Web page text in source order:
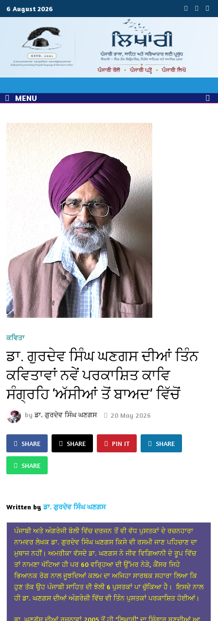
6 August 2026
MENU
ਕਵਿਤਾ
ਡਾ. ਗੁਰਦੇਵ ਸਿੰਘ ਘਣਗਸ ਦੀਆਂ ਤਿੰਨ
ਕਵਿਤਾਵਾਂ ਨਵੇਂ ਪਰਕਾਸ਼ਿਤ ਕਾਵਿ
ਸੰਗ੍ਰਹਿ ‘ਅੱਸੀਆਂ ਤੋਂ ਬਾਅਦ’ ਵਿੱਚੋਂ
byਡਾ. ਗੁਰਦੇਵ ਸਿੰਘ ਘਣਗਸ 20 May 2026
SHARE SHARE PIN IT SHARE
SHARE
Written by ਡਾ. ਗੁਰਦੇਵ ਸਿੰਘ ਘਣਗਸ
ਪੰਜਾਬੀ ਅਤੇ ਅੰਗਰੇਜੀ ਬੋਲੀ ਵਿੱਚ ਦਰਜਨ ਤੋਂ ਵੀ ਵੱਧ ਪੁਸਤਕਾਂ ਦੇ ਰਚਨਹਾਰਾ
ਨਾਮਵਰ ਲੇਖਕ ਡਾ. ਗੁਰਦੇਵ ਸਿੰਘ ਘਣਗਸ ਕਿਸੇ ਵੀ ਰਸਮੀ ਜਾਣ ਪਹਿਚਾਣ ਦਾ
ਮੁਥਾਜ ਨਹੀਂ। ਅਮਰੀਕਾ ਵੱਸਦੇ ਡਾ. ਘਣਗਸ ਨੇ ਜੀਵ ਵਿਗਿਆਨੀ ਦੇ ਰੂਪ ਵਿੱਚ
ਤਾਂ ਨਾਮਣਾ ਖੱਟਿਆ ਹੀ ਪਰ 60 ਵਰ੍ਹਿਆ ਦੀ ਉੱਮਰ ਨੇੜੇ, ਕੈਂਸਰ ਜਿਹੇ
ਭਿਆਨਕ ਰੋਗ ਨਾਲ ਜੂਝਦਿਆਂ ਕਲਮ ਦਾ ਅਜਿਹਾ ਸਾਰਥਕ ਸਹਾਰਾ ਲਿਆ ਕਿ
ਹੁਣ ਤੱਕ ਉਹ ਪੰਜਾਬੀ ਸਾਹਿਤ ਦੀ ਝੋਲੀ 6 ਪੁਸਤਕਾਂ ਪਾ ਚੁੱਕਿਆ ਹੈ। ਇਸਦੇ ਨਾਲ
ਹੀ ਡਾ. ਘਣਗਸ ਦੀਆਂ ਅੰਗਰੇਜ਼ੀ ਵਿੱਚ ਵੀ ਤਿੰਨ ਪੁਸਤਕਾਂ ਪਰਕਾਸ਼ਿਤ ਹੋਈਆਂ।